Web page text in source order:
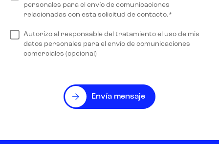
personales para el envío de comunicaciones
relacionadas con esta solicitud de contacto.*
Autorizo al responsable del tratamiento el uso de mis
datos personales para el envío de comunicaciones
comerciales (opcional)
Envía mensaje